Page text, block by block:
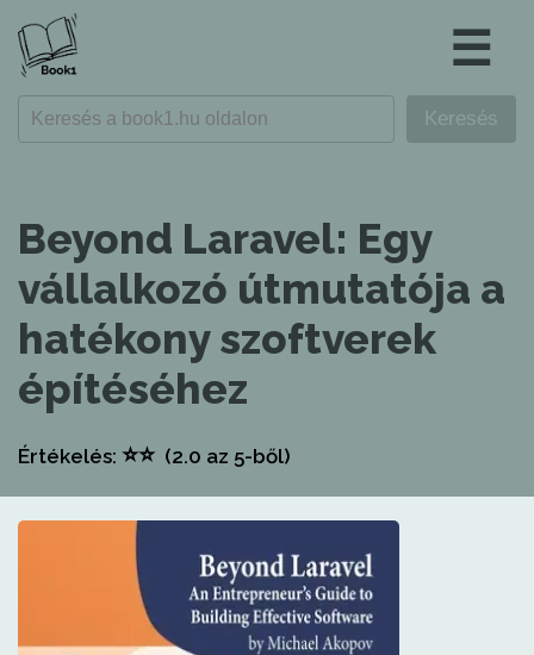
☰
Beyond Laravel: Egy
vállalkozó útmutatója a
hatékony szoftverek
építéséhez
Értékelés: ⭐⭐(2.0 az 5-ből)